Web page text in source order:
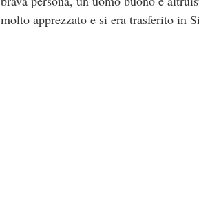
molto apprezzato e si era trasferito in